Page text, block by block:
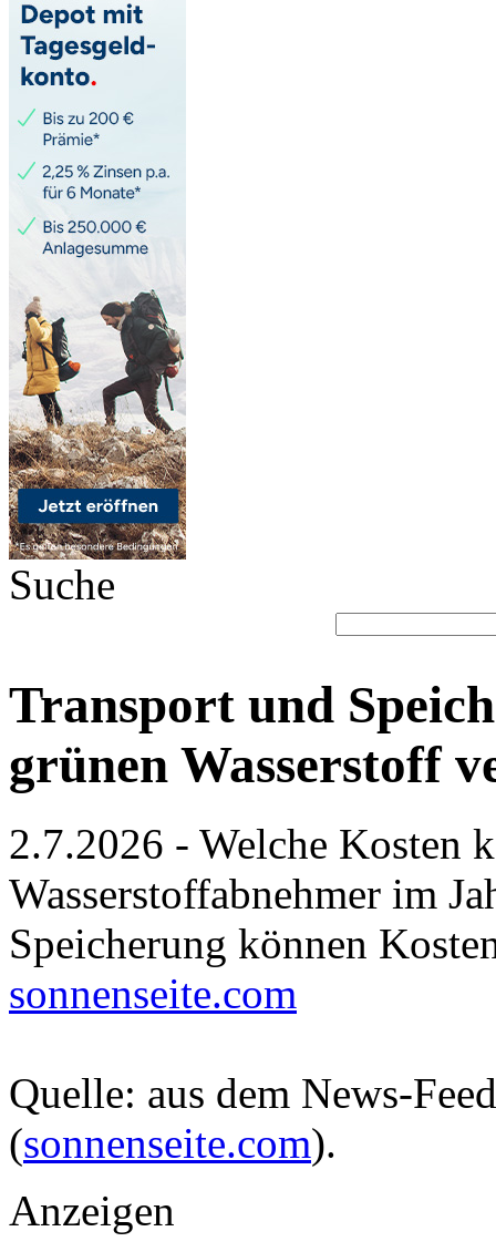
Suche
Transport und
grünen Wasserstoff
2.7.2026 - Welche Kosten
Wasserstoffabnehmer im
Speicherung können
sonnenseite.com
Quelle: aus dem News-
(sonnenseite.com).
Anzeigen